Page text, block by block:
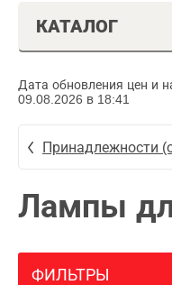
КАТАЛОГ
Дата обновления цен и
09.08.2026 в 18:41
Принадлежности
Лампы
ФИЛЬТРЫ